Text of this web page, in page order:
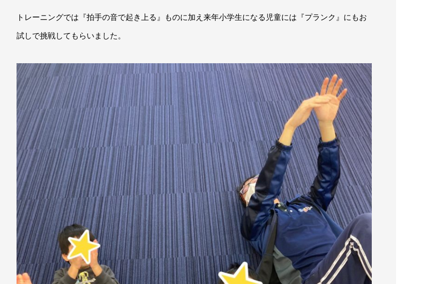
トレーニングでは『拍手の音で起き上る』ものに加え来年小学生になる児童には『プランク』にもお
試しで挑戦してもらいました。